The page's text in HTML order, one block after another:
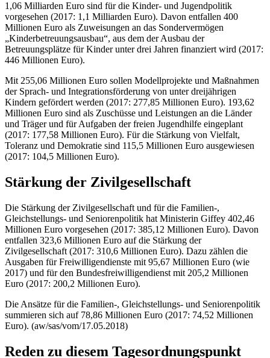
1,06 Milliarden Euro sind für die Kinder- und Jugendpolitik
vorgesehen (2017: 1,1 Milliarden Euro). Davon entfallen 400
Millionen Euro als Zuweisungen an das Sondervermögen
„Kinderbetreuungsausbau“, aus dem der Ausbau der
Betreuungsplätze für Kinder unter drei Jahren finanziert wird (2017:
446 Millionen Euro).
Mit 255,06 Millionen Euro sollen Modellprojekte und Maßnahmen
der Sprach- und Integrationsförderung von unter dreijährigen
Kindern gefördert werden (2017: 277,85 Millionen Euro). 193,62
Millionen Euro sind als Zuschüsse und Leistungen an die Länder
und Träger und für Aufgaben der freien Jugendhilfe eingeplant
(2017: 177,58 Millionen Euro). Für die Stärkung von Vielfalt,
Toleranz und Demokratie sind 115,5 Millionen Euro ausgewiesen
(2017: 104,5 Millionen Euro).
Stärkung der Zivilgesellschaft
Die Stärkung der Zivilgesellschaft und für die Familien-,
Gleichstellungs- und Seniorenpolitik hat Ministerin Giffey 402,46
Millionen Euro vorgesehen (2017: 385,12 Millionen Euro). Davon
entfallen 323,6 Millionen Euro auf die Stärkung der
Zivilgesellschaft (2017: 310,6 Millionen Euro). Dazu zählen die
Ausgaben für Freiwilligendienste mit 95,67 Millionen Euro (wie
2017) und für den Bundesfreiwilligendienst mit 205,2 Millionen
Euro (2017: 200,2 Millionen Euro).
Die Ansätze für die Familien-, Gleichstellungs- und Seniorenpolitik
summieren sich auf 78,86 Millionen Euro (2017: 74,52 Millionen
Euro). (aw/sas/vom/17.05.2018)
Reden zu diesem Tagesordnungspunkt